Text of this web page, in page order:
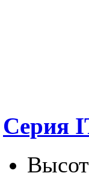
Серия